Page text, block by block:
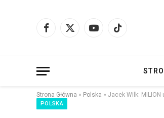
Facebook
X
YouTubeTikTok
Strona Główna » Polska » Jacek Wilk: MILION
POLSKA